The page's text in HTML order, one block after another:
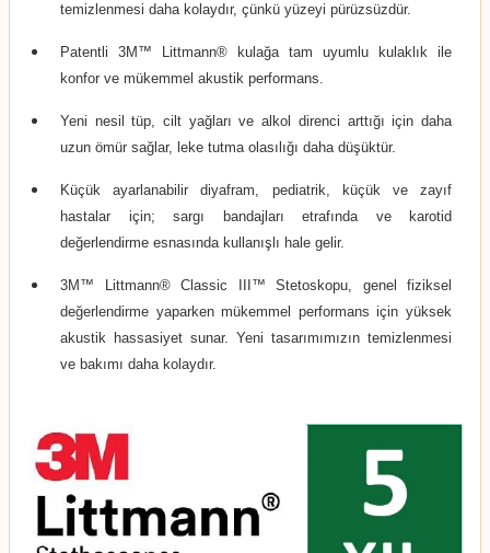
temizlenmesi daha kolaydır, çünkü yüzeyi pürüzsüzdür.
Patentli 3M™ Littmann® kulağa tam uyumlu kulaklık ile
konfor ve mükemmel akustik performans.
Yeni nesil tüp, cilt yağları ve alkol direnci arttığı için daha
uzun ömür sağlar, leke tutma olasılığı daha düşüktür.
Küçük ayarlanabilir diyafram, pediatrik, küçük ve zayıf
hastalar için; sargı bandajları etrafında ve karotid
değerlendirme esnasında kullanışlı hale gelir.
3M™ Littmann® Classic III™ Stetoskopu, genel fiziksel
değerlendirme yaparken mükemmel performans için yüksek
akustik hassasiyet sunar. Yeni tasarımımızın temizlenmesi
ve bakımı daha kolaydır.